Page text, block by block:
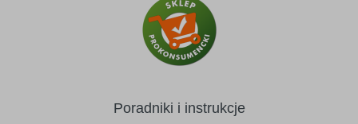
Poradniki i instrukcje